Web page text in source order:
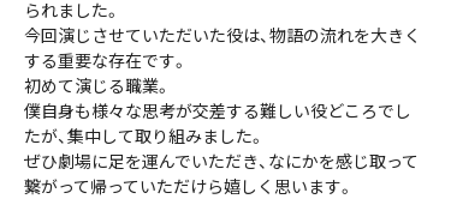
られました。
今回演じさせていただいた役は、物語の流れを大きく
する重要な存在です。
初めて演じる職業。
僕自身も様々な思考が交差する難しい役どころでし
たが、集中して取り組みました。
ぜひ劇場に足を運んでいただき、なにかを感じ取って
繋がって帰っていただけら嬉しく思います。